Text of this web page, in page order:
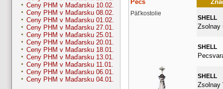
Ceny PHM v Maďarsku 10.02.
Ceny PHM v Maďarsku 08.02.
Ceny PHM v Maďarsku 01.02.
Ceny PHM v Maďarsku 27.01.
Ceny PHM v Maďarsku 25.01.
Ceny PHM v Maďarsku 20.01.
Ceny PHM v Maďarsku 18.01.
Ceny PHM v Maďarsku 13.01.
Ceny PHM v Maďarsku 11.01.
Ceny PHM v Maďarsku 06.01.
Ceny PHM v Maďarsku 04.01.
Pécs
Päťkostolie
SHELL
Zsolnay
SHELL
SHELL
Zsolnay